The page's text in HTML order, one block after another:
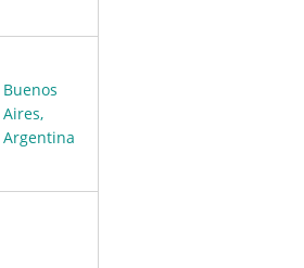
Buenos
Aires,
Argentina